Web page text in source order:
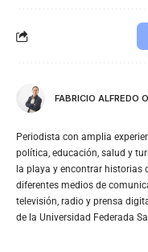
FABRICIO ALFREDO
Periodista con amplia
política, educación, salud y
la playa y encontrar
diferentes medios de
televisión, radio y prensa
de la Universidad Federada